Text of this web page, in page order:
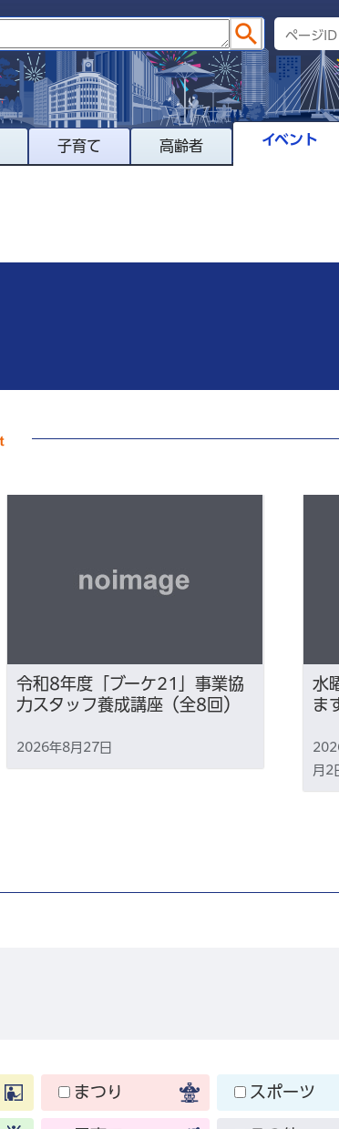
子育て 高齢者 イベント
令和8年度「ブーケ21」事業協
力スタッフ養成講座（全8回）
2026年8月27日
水
ま
月2
まつり スポーツ